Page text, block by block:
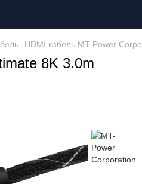
HDMI кабель MT-Power
8K 3.0m